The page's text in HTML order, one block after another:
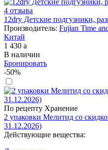
4 отзыва
12dry Детские подгузники,
Производитель: Fujian Time
Китай
1 430 a
В наличии
Бронировать
-50%
По рецепту Хранение
2 упаковки Мелитид со
31.12.2026)
Действующие вещества: